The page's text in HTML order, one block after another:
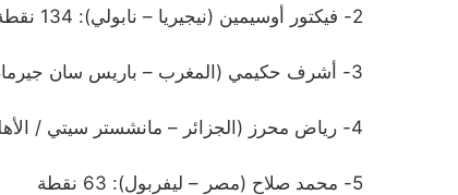
2- فيكتور أوسيمين (نيجيريا – نابولي): 134 نقطة
3- أشرف حكيمي (المغرب – باريس سان جيرمان): 83 نقطة
4- رياض محرز (الجزائر – مانشستر سيتي / الأهلي): 72 نقطة
5- محمد صلاح (مصر – ليفربول): 63 نقطة